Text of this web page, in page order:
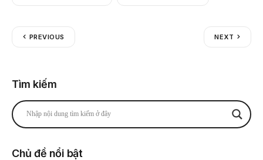
PREVIOUS NEXT
Tìm kiếm
Chủ đề nổi bật